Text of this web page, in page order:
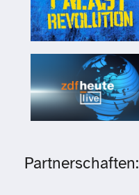
Partnerschaften: